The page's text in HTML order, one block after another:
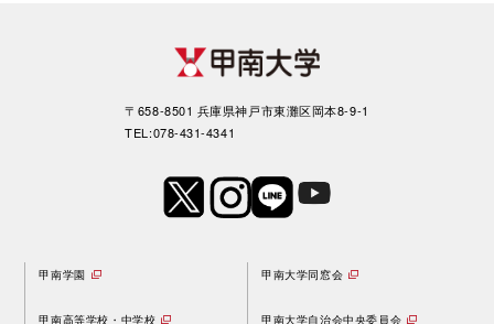
〒658-8501 兵庫県神戸市東灘区岡本8-9-1
TEL:078-431-4341
甲南学園
甲南高等学校・中学校
甲南大学同窓会
甲南大学自治会中央委員会